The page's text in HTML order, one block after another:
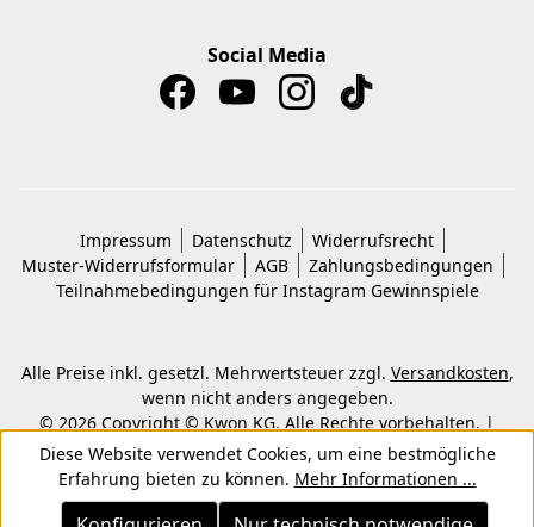
Social Media
Impressum Datenschutz
Widerrufsrecht
Muster-Widerrufsformular
AGB
Zahlungsbedingungen
Teilnahmebedingungen für Instagram Gewinnspiele
Alle Preise inkl. gesetzl. Mehrwertsteuer zzgl. Versandkosten,
wenn nicht anders angegeben.
© 2026 Copyright © Kwon KG. Alle Rechte vorbehalten. |
Umsetzung durchShopware-Agentur ECONSOR
Diese Website verwendet Cookies, um eine bestmögliche
Erfahrung bieten zu können. Mehr Informationen ...